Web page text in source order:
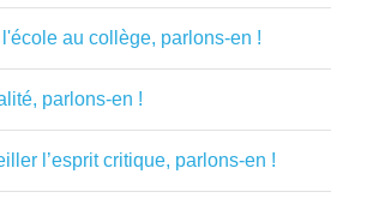
au collège, parlons-en !
parlons-en !
l’esprit critique, parlons-en !